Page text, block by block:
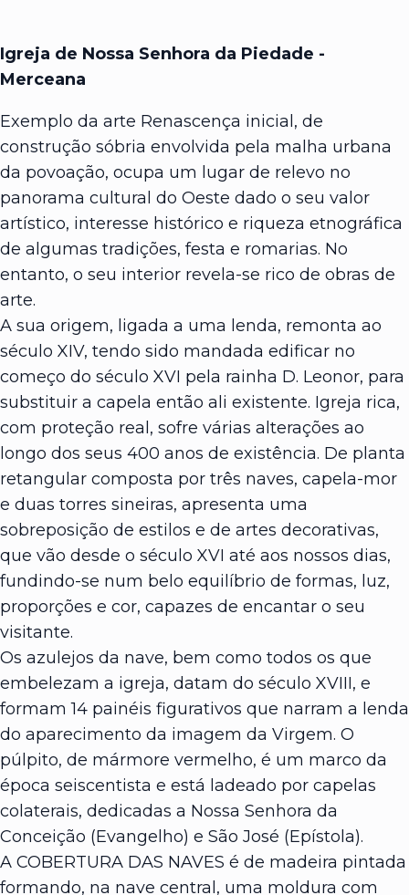
Igreja de Nossa Senhora da Piedade -
Merceana
Exemplo da arte Renascença inicial, de
construção sóbria envolvida pela malha urbana
da povoação, ocupa um lugar de relevo no
panorama cultural do Oeste dado o seu valor
artístico, interesse histórico e riqueza etnográfica
de algumas tradições, festa e romarias. No
entanto, o seu interior revela-se rico de obras de
arte.
A sua origem, ligada a uma lenda, remonta ao
século XIV, tendo sido mandada edificar no
começo do século XVI pela rainha D. Leonor, para
substituir a capela então ali existente. Igreja rica,
com proteção real, sofre várias alterações ao
longo dos seus 400 anos de existência. De planta
retangular composta por três naves, capela-mor
e duas torres sineiras, apresenta uma
sobreposição de estilos e de artes decorativas,
que vão desde o século XVI até aos nossos dias,
fundindo-se num belo equilíbrio de formas, luz,
proporções e cor, capazes de encantar o seu
visitante.
Os azulejos da nave, bem como todos os que
embelezam a igreja, datam do século XVIII, e
formam 14 painéis figurativos que narram a lenda
do aparecimento da imagem da Virgem. O
púlpito, de mármore vermelho, é um marco da
época seiscentista e está ladeado por capelas
colaterais, dedicadas a Nossa Senhora da
Conceição (Evangelho) e São José (Epístola).
A COBERTURA DAS NAVES é de madeira pintada
formando, na nave central, uma moldura com